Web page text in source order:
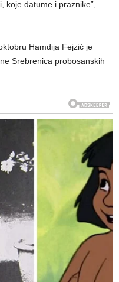
koje datume i praznike”,
Hamdija Fejzić je
Srebrenica probosanskih